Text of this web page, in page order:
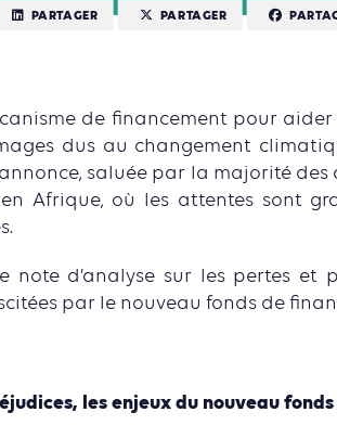
PARTAGER PARTAGER
de financement pour
dus au changement
saluée par la majorité des
Afrique, où les attentes sont
note d’analyse sur les pertes et
par le nouveau fonds de
les enjeux du nouveau